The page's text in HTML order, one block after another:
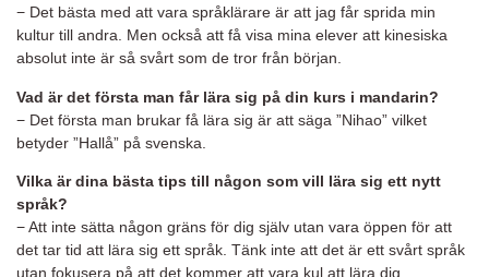
− Det bästa med att vara språklärare är att jag får sprida min
kultur till andra. Men också att få visa mina elever att kinesiska
absolut inte är så svårt som de tror från början.
Vad är det första man får lära sig på din kurs i mandarin?
− Det första man brukar få lära sig är att säga ”Nihao” vilket
betyder ”Hallå” på svenska.
Vilka är dina bästa tips till någon som vill lära sig ett nytt
språk?
− Att inte sätta någon gräns för dig själv utan vara öppen för att
det tar tid att lära sig ett språk. Tänk inte att det är ett svårt språk
utan fokusera på att det kommer att vara kul att lära dig